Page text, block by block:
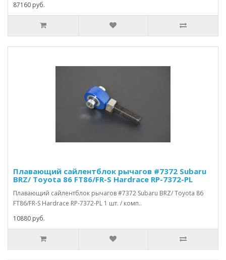
87160 руб.
Плавающий сайлентблок рычагов #7372 Subaru
BRZ/ Toyota 86 FT86/FR-S Hardrace RP-7372-PL
Плавающий сайлентблок рычагов #7372 Subaru BRZ/ Toyota 86
FT86/FR-S Hardrace RP-7372-PL 1 шт. / комп..
10880 руб.